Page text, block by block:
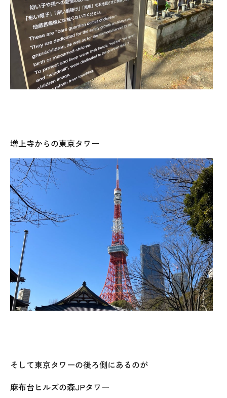
増上寺からの東京タワー
そして東京タワーの後ろ側にあるのが
麻布台ヒルズの森JPタワー